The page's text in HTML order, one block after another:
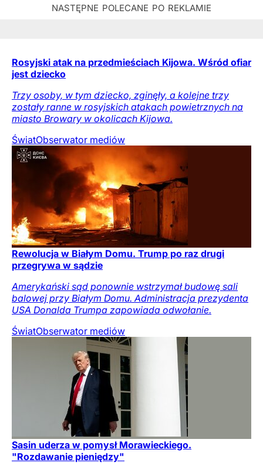
Rosyjski atak na przedmieściach Kijowa. Wśród ofiar
jest dziecko
Trzy osoby, w tym dziecko, zginęły, a kolejne trzy
zostały ranne w rosyjskich atakach powietrznych na
miasto Browary w okolicach Kijowa.
ŚwiatObserwator mediów
Rewolucja w Białym Domu. Trump po raz drugi
przegrywa w sądzie
Amerykański sąd ponownie wstrzymał budowę sali
balowej przy Białym Domu. Administracja prezydenta
USA Donalda Trumpa zapowiada odwołanie.
ŚwiatObserwator mediów
Sasin uderza w pomysł Morawieckiego.
"Rozdawanie pieniędzy"